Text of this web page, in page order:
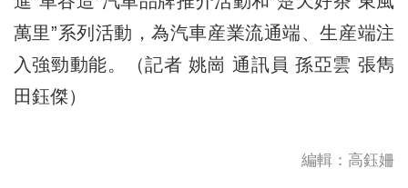
萬里”系列活動，為汽車産業流通端、生産端注
入強勁動能。（記者 姚崗 通訊員 孫亞雲 張雋
田鈺傑）
編輯：高鈺姍